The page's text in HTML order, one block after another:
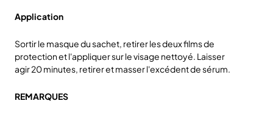
Application
Sortir le masque du sachet, retirer les deux films de
protection et l'appliquer sur le visage nettoyé. Laisser
agir 20 minutes, retirer et masser l'excédent de sérum.
REMARQUES